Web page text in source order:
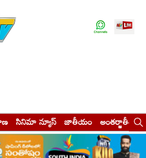
సినిమా న్యూస్ జాతీయం అంతర్జాతీయం